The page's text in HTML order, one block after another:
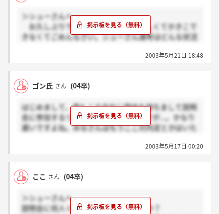
＞シューさんへ
お久しぶりです。最近びみょ～に忙しくてかきこで
きなくてごめんなさい。シューさん選考はどんな状況
私の選考状況は↑な感じです。私は、12日の説明会
でしたが、面接官の方は、たくさんの人に会うと言っ
2003年5月21日 18:48
ゴン氏 さん (04卒)
はじめまして、僕もこの会社に興味を持ちまして説明
会に参加するつもりです。26日なんですが...。かなり
遅いですよね。みなさんはもうここの内定とかはいた
2003年5月17日 00:20
ここ さん (04卒)
＞シューさんへ
説明会に何人くらい参加していましたか？